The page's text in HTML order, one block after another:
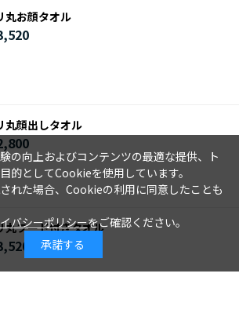
丸お顔タオル
丸顔出しタオル
丸フード付きタオル
の向上およびコンテンツの最適な提供、ト
的としてCookieを使用しています。
れた場合、Cookieの利用に同意したことも
バシーポリシーをご確認ください。
承諾する